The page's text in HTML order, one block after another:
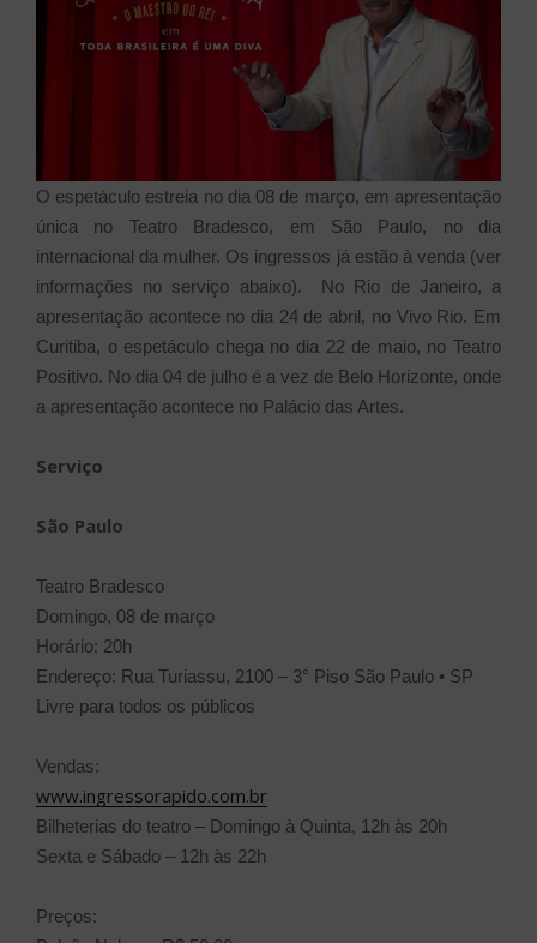
O espetáculo estreia no dia 08 de março, em apresentação
única no Teatro Bradesco, em São Paulo, no dia
internacional da mulher. Os ingressos já estão à venda (ver
informações no serviço abaixo). No Rio de Janeiro, a
apresentação acontece no dia 24 de abril, no Vivo Rio. Em
Curitiba, o espetáculo chega no dia 22 de maio, no Teatro
Positivo. No dia 04 de julho é a vez de Belo Horizonte, onde
a apresentação acontece no Palácio das Artes.
Serviço
São Paulo
Teatro Bradesco
Domingo, 08 de março
Horário: 20h
Endereço: Rua Turiassu, 2100 – 3° Piso São Paulo • SP
Livre para todos os públicos
Vendas:
www.ingressorapido.com.br
Bilheterias do teatro – Domingo à Quinta, 12h às 20h
Sexta e Sábado – 12h às 22h
Preços: